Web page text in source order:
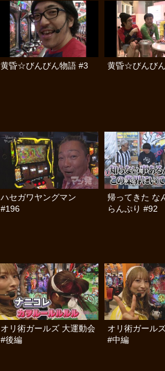
黄昏☆びんびん物語 #3 黄昏☆びんび
ハセガワヤングマン
#196
帰ってきた な
らんぷり #92
オリ術ガールズ 大運動会
#後編
オリ術ガール
#中編